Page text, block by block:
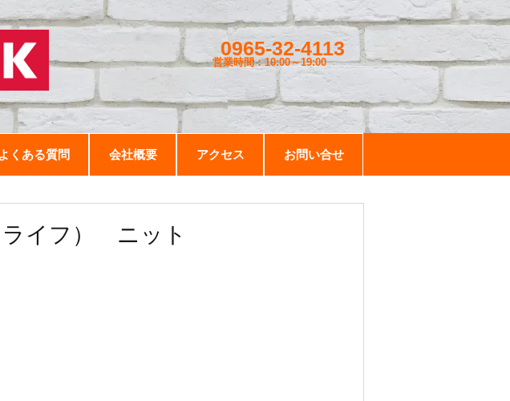
0965-32-4113
営業時間：10:00～19:00
よくある質問 会社概要 アクセス お問い合せ
ライフ） ニット